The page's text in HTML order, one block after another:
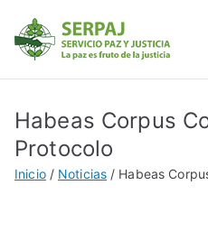
Habeas Corpus
Protocolo
Inicio Noticias Habeas